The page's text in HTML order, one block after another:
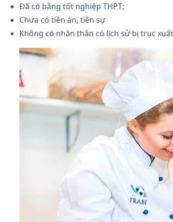
Đã có bằng tốt nghiệp THPT;
Chưa có tiền án, tiền sự
Không có nhân thân có lịch sử bị trục